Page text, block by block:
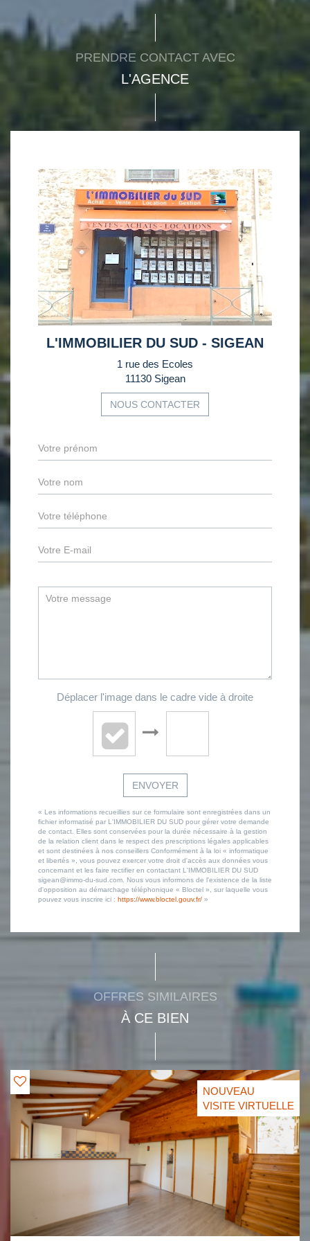
PRENDRE CONTACT AVEC
L'AGENCE
L'IMMOBILIER DU SUD - SIGEAN
1 rue des Ecoles
11130 Sigean
NOUS CONTACTER
Déplacer l'image dans le cadre vide à droite
ENVOYER
« Les informations recueillies sur ce formulaire sont enregistrées dans un
fichier informatisé par L'IMMOBILIER DU SUD pour gérer votre demande
de contact. Elles sont conservées pour la durée nécessaire à la gestion
de la relation client dans le respect des prescriptions légales applicables
et sont destinées à nos conseillers Conformément à la loi « informatique
et libertés », vous pouvez exercer votre droit d'accès aux données vous
concernant et les faire rectifier en contactant L'IMMOBILIER DU SUD
sigean@immo-du-sud.com. Nous vous informons de l'existence de la liste
d'opposition au démarchage téléphonique « Bloctel », sur laquelle vous
pouvez vous inscrire ici : https://www.bloctel.gouv.fr/ »
OFFRES SIMILAIRES
À CE BIEN
NOUVEAU
VISITE VIRTUELLE